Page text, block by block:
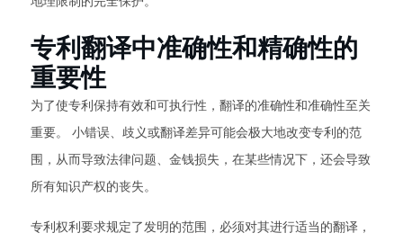
专利翻译中准确性和精确性的
重要性
为了使专利保持有效和可执行性，翻译的准确性和准确性至关
重要。 小错误、歧义或翻译差异可能会极大地改变专利的范
围，从而导致法律问题、金钱损失，在某些情况下，还会导致
所有知识产权的丧失。
专利权利要求规定了发明的范围，必须对其进行适当的翻译，